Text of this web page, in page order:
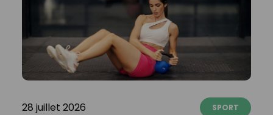
28 juillet 2026 SPORT